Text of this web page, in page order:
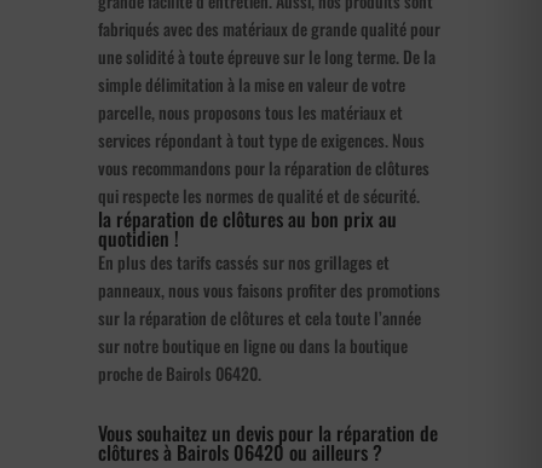
fabriqués avec des matériaux de grande qualité pour
une solidité à toute épreuve sur le long terme. De la
simple délimitation à la mise en valeur de votre
parcelle, nous proposons tous les matériaux et
services répondant à tout type de exigences. Nous
vous recommandons pour la réparation de clôtures
qui respecte les normes de qualité et de sécurité.
la réparation de clôtures au bon prix au
quotidien !
En plus des tarifs cassés sur nos grillages et
panneaux, nous vous faisons profiter des promotions
sur la réparation de clôtures et cela toute l’année
sur notre boutique en ligne ou dans la boutique
proche de Bairols 06420.
Vous souhaitez un devis pour la réparation de
clôtures à Bairols 06420 ou ailleurs ?